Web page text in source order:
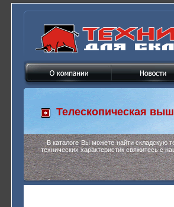
Телескопическая
В каталоге Вы можете найти складскую
технических характеристик свяжитесь с